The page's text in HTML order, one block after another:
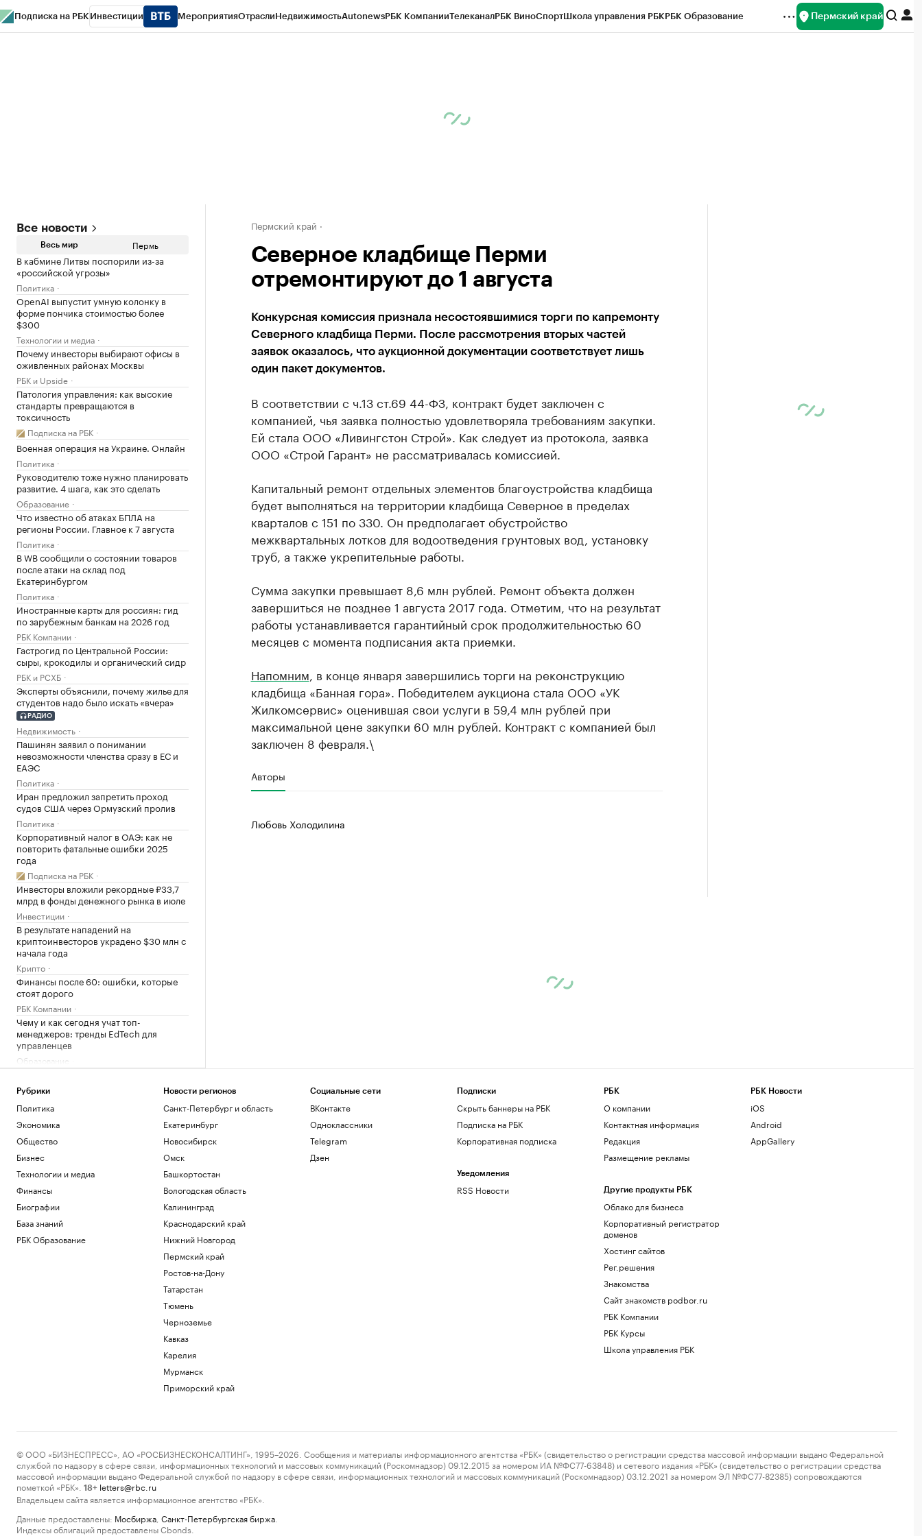
Подписка на РБК Инвестиции МероприятияОтраслиНедвижимостьAutonewsРБК КомпанииТелеканалРБК ВиноСпортШкола управления РБКРБК Образование Пермский край
Все новости
Весь мир Пермь
В кабмине Литвы поспорили из-за
«российской угрозы»
Политика
OpenAI выпустит умную колонку в
форме пончика стоимостью более
$300
Технологии и медиа
Почему инвесторы выбирают офисы в
оживленных районах Москвы
РБК и Upside
Патология управления: как высокие
стандарты превращаются в
токсичность
Подписка на РБК
Военная операция на Украине. Онлайн
Политика
Руководителю тоже нужно планировать
развитие. 4 шага, как это сделать
Образование
Что известно об атаках БПЛА на
регионы России. Главное к 7 августа
Политика
В WB сообщили о состоянии товаров
после атаки на склад под
Екатеринбургом
Политика
Иностранные карты для россиян: гид
по зарубежным банкам на 2026 год
РБК Компании
Гастрогид по Центральной России:
сыры, крокодилы и органический сидр
РБК и РСХБ
Эксперты объяснили, почему жилье для
студентов надо было искать «вчера»
РАДИО
Недвижимость
Пашинян заявил о понимании
невозможности членства сразу в ЕС и
ЕАЭС
Политика
Иран предложил запретить проход
судов США через Ормузский пролив
Политика
Корпоративный налог в ОАЭ: как не
повторить фатальные ошибки 2025
года
Подписка на РБК
Инвесторы вложили рекордные ₽33,7
млрд в фонды денежного рынка в июле
Инвестиции
В результате нападений на
криптоинвесторов украдено $30 млн с
начала года
Крипто
Финансы после 60: ошибки, которые
стоят дорого
РБК Компании
Чему и как сегодня учат топ-
менеджеров: тренды EdTech для
управленцев
Образование
«Газпром бытовые системы» перенёс
юридический адрес в Пермский край
Пермский край
Россияне борются с тревожностью в
конных клубах. Как устроен их бизнес
Загрузить еще
Пермский край
Северное кладбище Перми
отремонтируют до 1 августа
Конкурсная комиссия признала несостоявшимися торги по капремонту
Северного кладбища Перми. После рассмотрения вторых частей
заявок оказалось, что аукционной документации соответствует лишь
один пакет документов.
В соответствии с ч.13 ст.69 44-ФЗ, контракт будет заключен с
компанией, чья заявка полностью удовлетворяла требованиям закупки.
Ей стала ООО «Ливингстон Строй». Как следует из протокола, заявка
ООО «Строй Гарант» не рассматривалась комиссией.
Капитальный ремонт отдельных элементов благоустройства кладбища
будет выполняться на территории кладбища Северное в пределах
кварталов с 151 по 330. Он предполагает обустройство
межквартальных лотков для водоотведения грунтовых вод, установку
труб, а также укрепительные работы.
Сумма закупки превышает 8,6 млн рублей. Ремонт объекта должен
завершиться не позднее 1 августа 2017 года. Отметим, что на результат
работы устанавливается гарантийный срок продолжительностью 60
месяцев с момента подписания акта приемки.
Напомним , в конце января завершились торги на реконструкцию
кладбища «Банная гора». Победителем аукциона стала ООО «УК
Жилкомсервис» оценившая свои услуги в 59,4 млн рублей при
максимальной цене закупки 60 млн рублей. Контракт с компанией был
заключен 8 февраля.\
Авторы
Любовь Холодилина
Рубрики
Политика
Экономика
Общество
Бизнес
Технологии и медиа
Финансы
Биографии
База знаний
РБК Образование
Новости регионов
Санкт-Петербург и область
Екатеринбург
Новосибирск
Омск
Башкортостан
Вологодская область
Калининград
Краснодарский край
Нижний Новгород
Пермский край
Ростов-на-Дону
Татарстан
Тюмень
Черноземье
Кавказ
Карелия
Мурманск
Приморский край
Социальные сети
ВКонтакте
Одноклассники
Telegram
Дзен
Подписки
Скрыть баннеры на РБК
Подписка на РБК
Корпоративная подписка
Уведомления
RSS Новости
РБК
О компании
Контактная информация
Редакция
Размещение рекламы
Другие продукты РБК
Облако для бизнеса
Корпоративный регистратор
доменов
Хостинг сайтов
Рег.решения
Знакомства
Сайт знакомств podbor.ru
РБК Компании
РБК Курсы
Школа управления РБК
РБК Новости
iOS
Android
AppGallery
© ООО «БИЗНЕСПРЕСС», АО «РОСБИЗНЕСКОНСАЛТИНГ», 1995–2026. Сообщения и материалы информационного агентства «РБК» (свидетельство о регистрации средства массовой информации выдано Федеральной
службой по надзору в сфере связи, информационных технологий и массовых коммуникаций (Роскомнадзор) 09.12.2015 за номером ИА №ФС77-63848) и сетевого издания «РБК» (свидетельство о регистрации средства
массовой информации выдано Федеральной службой по надзору в сфере связи, информационных технологий и массовых коммуникаций (Роскомнадзор) 03.12.2021 за номером ЭЛ №ФС77-82385) сопровождаются
пометкой «РБК».
18+ letters@rbc.ru
Владельцем сайта является информационное агентство «РБК».
Данные предоставлены: Мосбиржа Санкт-Петербургская биржа
Индексы облигаций предоставлены Cbonds.